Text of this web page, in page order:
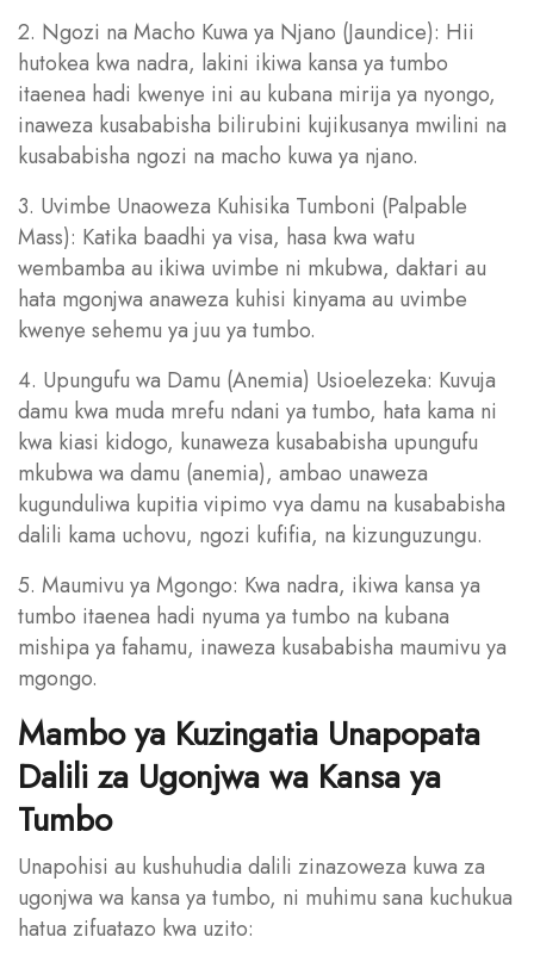
2. Ngozi na Macho Kuwa ya Njano (Jaundice): Hii
hutokea kwa nadra, lakini ikiwa kansa ya tumbo
itaenea hadi kwenye ini au kubana mirija ya nyongo,
inaweza kusababisha bilirubini kujikusanya mwilini na
kusababisha ngozi na macho kuwa ya njano.
3. Uvimbe Unaoweza Kuhisika Tumboni (Palpable
Mass): Katika baadhi ya visa, hasa kwa watu
wembamba au ikiwa uvimbe ni mkubwa, daktari au
hata mgonjwa anaweza kuhisi kinyama au uvimbe
kwenye sehemu ya juu ya tumbo.
4. Upungufu wa Damu (Anemia) Usioelezeka: Kuvuja
damu kwa muda mrefu ndani ya tumbo, hata kama ni
kwa kiasi kidogo, kunaweza kusababisha upungufu
mkubwa wa damu (anemia), ambao unaweza
kugunduliwa kupitia vipimo vya damu na kusababisha
dalili kama uchovu, ngozi kufifia, na kizunguzungu.
5. Maumivu ya Mgongo: Kwa nadra, ikiwa kansa ya
tumbo itaenea hadi nyuma ya tumbo na kubana
mishipa ya fahamu, inaweza kusababisha maumivu ya
mgongo.
Mambo ya Kuzingatia Unapopata
Dalili za Ugonjwa wa Kansa ya
Tumbo
Unapohisi au kushuhudia dalili zinazoweza kuwa za
ugonjwa wa kansa ya tumbo, ni muhimu sana kuchukua
hatua zifuatazo kwa uzito: